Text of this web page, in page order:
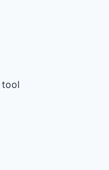
tool